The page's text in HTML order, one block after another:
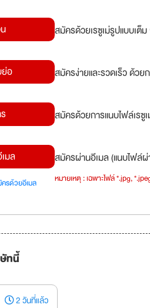
สมัครด้วยเรซูเม่รูปแบบเต็
ย่อ สมัครง่ายและรวดเร็ว ด้ว
สมัครด้วยการแนบไฟล์เรซู
มล
รด้วยอีเมล
สมัครผ่านอีเมล (แนบไฟล์ผ่
หมายเหตุ : เฉพาะไฟล์ *.jpg,
ทนี้
2 วันที่แล้ว